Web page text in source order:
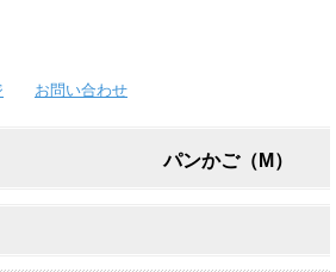
お問い合わせ
パンかご（M）